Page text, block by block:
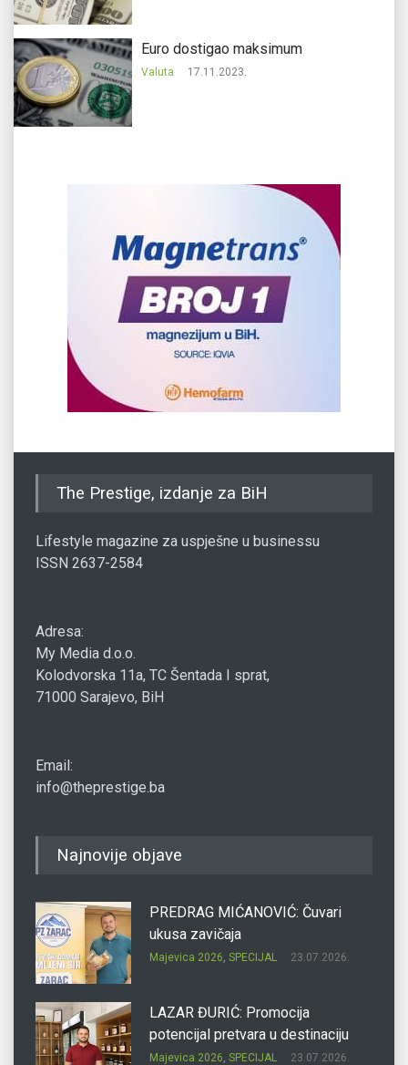
Еuro dostigao maksimum
Valuta 17.11.2023.
The Prestige, izdanje za BiH
Lifestyle magazine za uspješne u businessu
ISSN 2637-2584
Adresa:
My Media d.o.o.
Kolodvorska 11a, TC Šentada I sprat,
71000 Sarajevo, BiH
Email:
info@theprestige.ba
Najnovije objave
PREDRAG MIĆANOVIĆ: Čuvari
ukusa zavičaja
Majevica 2026, SPECIJAL 23.07.2026.
LAZAR ĐURIĆ: Promocija
potencijal pretvara u destinaciju
Majevica 2026, SPECIJAL 23.07.2026.